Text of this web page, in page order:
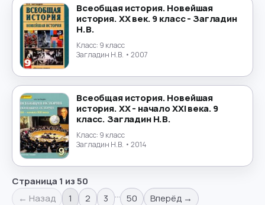
Всеобщая история. Новейшая
история. XX век. 9 класс - Загладин
Н.В.
Класс: 9 класс
Загладин Н.В. • 2007
Всеобщая история. Новейшая
история. XX - начало XXI века. 9
класс. Загладин Н.В.
Класс: 9 класс
Загладин Н.В. • 2014
Страница 1 из50
← Назад
1 2 3 … 50 Вперёд →